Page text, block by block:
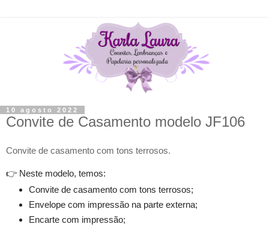
10 agosto 2022
Convite de Casamento modelo JF106
Convite de casamento com tons terrosos.
👉 Neste modelo, temos:
Convite de casamento com tons terrosos;
Envelope com impressão na parte externa;
Encarte com impressão;